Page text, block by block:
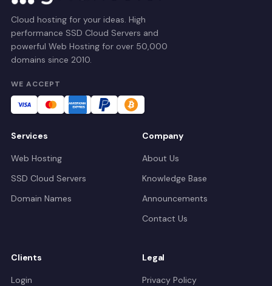
Cloud hosting for your ideas. High
performance SSD Cloud Servers and
powerful Web Hosting for over 50,000
domains since 2010.
WE ACCEPT
Services
Web Hosting
SSD Cloud Servers
Domain Names
Company
About Us
Knowledge Base
Announcements
Contact Us
Clients
Login
Legal
Privacy Policy